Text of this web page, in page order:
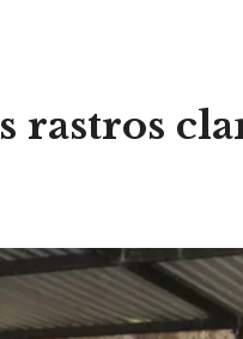
rastros